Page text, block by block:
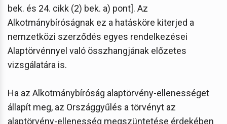
bek. és 24. cikk (2) bek. a) pont]. Az
Alkotmánybíróságnak ez a hatásköre kiterjed a
nemzetközi szerződés egyes rendelkezései
Alaptörvénnyel való összhangjának előzetes
vizsgálatára is.
Ha az Alkotmánybíróság alaptörvény-ellenességet
állapít meg, az Országgyűlés a törvényt az
alaptörvény-ellenesség megszüntetése érdekében